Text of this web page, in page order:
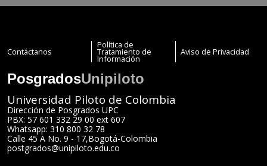
Contáctanos
Política de
Tratamiento de
Información
Aviso de Privacidad
PosgradosUnipiloto
Universidad Piloto de Colombia
Dirección de Posgrados UPC
PBX: 57 601 332 29 00 ext 607
Whatsapp: 310 800 32 78
Calle 45 A No. 9 - 17,Bogotá-Colombia
postgrados@unipiloto.edu.co